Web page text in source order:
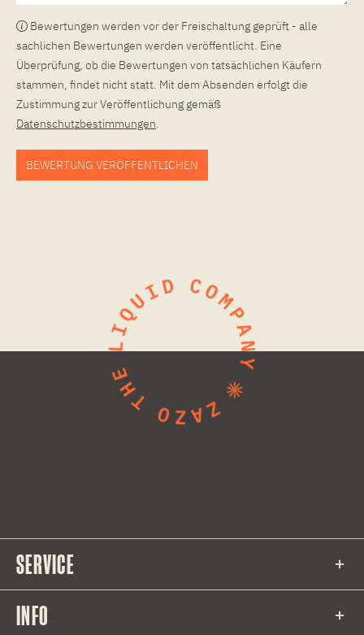
Bewertungen werden vor der Freischaltung geprüft - alle
sachlichen Bewertungen werden veröffentlicht. Eine
Überprüfung, ob die Bewertungen von tatsächlichen Käufern
stammen, findet nicht statt. Mit dem Absenden erfolgt die
Zustimmung zur Veröffentlichung gemäß
Datenschutzbestimmungen.
BEWERTUNG VERÖFFENTLICHEN
SERVICE
INFO